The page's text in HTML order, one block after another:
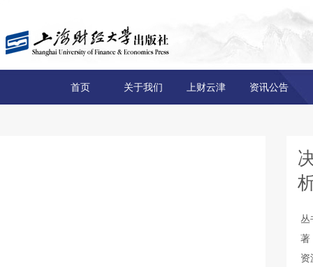
首页 关于我们 上财云津 资讯公告
丛
著
资